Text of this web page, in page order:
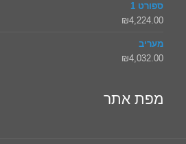
ספורט 1
₪4,224.00
מעריב
₪4,032.00
מפת אתר